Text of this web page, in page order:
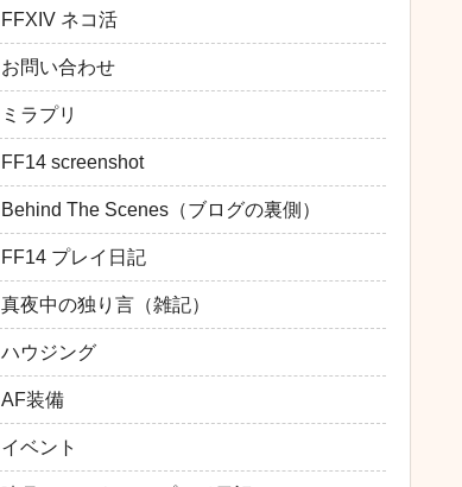
FFXIV ネコ活
お問い合わせ
ミラプリ
FF14 screenshot
Behind The Scenes（ブログの裏側）
FF14 プレイ日記
真夜中の独り言（雑記）
ハウジング
AF装備
イベント